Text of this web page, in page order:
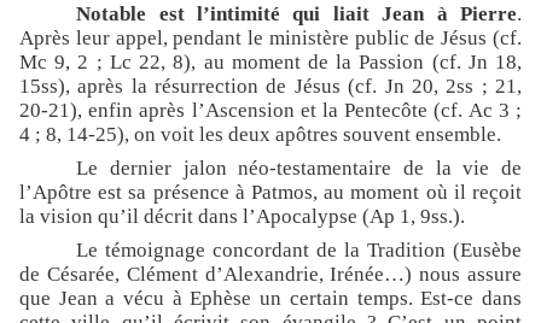
Notable est l’intimité qui liait Jean à Pierre.
Après leur appel, pendant le ministère public de Jésus (cf.
Mc 9, 2 ; Lc 22, 8), au moment de la Passion (cf. Jn 18,
15ss), après la résurrection de Jésus (cf. Jn 20, 2ss ; 21,
20-21), enfin après l’Ascension et la Pentecôte (cf. Ac 3 ;
4 ; 8, 14-25), on voit les deux apôtres souvent ensemble.
Le dernier jalon néo-testamentaire de la vie de
l’Apôtre est sa présence à Patmos, au moment où il reçoit
la vision qu’il décrit dans l’Apocalypse (Ap 1, 9ss.).
Le témoignage concordant de la Tradition (Eusèbe
de Césarée, Clément d’Alexandrie, Irénée…) nous assure
que Jean a vécu à Ephèse un certain temps. Est-ce dans